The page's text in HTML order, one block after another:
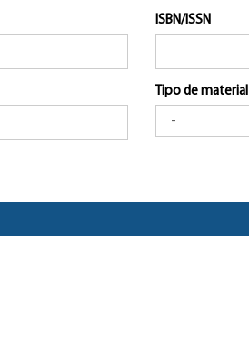
ISBN/ISSN
Tipo de material